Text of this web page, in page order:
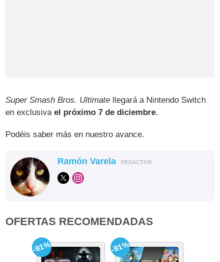
Super Smash Bros. Ultimate llegará a Nintendo Switch
en exclusivael próximo 7 de diciembre.
Podéis saber más en nuestro avance.
Ramón Varela REDACTOR
OFERTAS RECOMENDADAS
-91% -91%